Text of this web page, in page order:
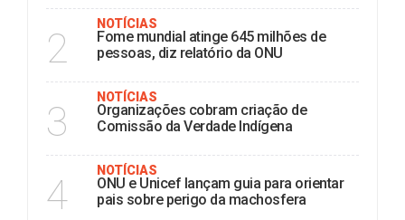
2
NOTÍCIAS
Fome mundial atinge 645 milhões de
pessoas, diz relatório da ONU
3
NOTÍCIAS
Organizações cobram criação de
Comissão da Verdade Indígena
4
NOTÍCIAS
ONU e Unicef lançam guia para orientar
pais sobre perigo da machosfera